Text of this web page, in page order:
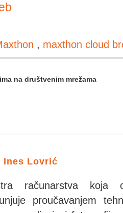
, maxthon cloud
na društvenim mrežama
Ines Lovrić
računarstva
proučavanjem